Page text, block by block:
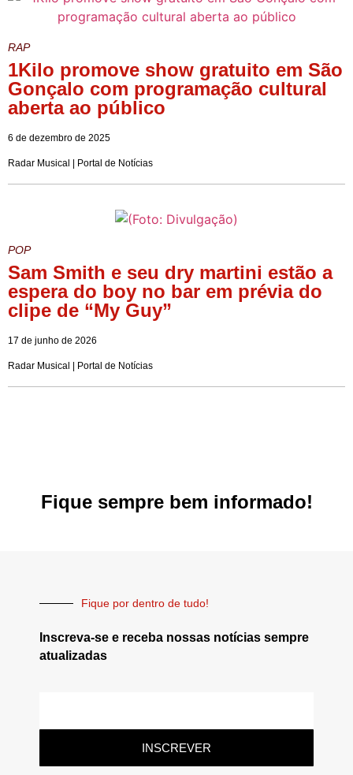
RAP
1Kilo promove show gratuito em São
Gonçalo com programação cultural
aberta ao público
6 de dezembro de 2025
Radar Musical | Portal de Notícias
POP
Sam Smith e seu dry martini estão a
espera do boy no bar em prévia do
clipe de “My Guy”
17 de junho de 2026
Radar Musical | Portal de Notícias
Fique sempre bem informado!
Fique por dentro de tudo!
Inscreva-se e receba nossas notícias sempre
atualizadas
INSCREVER